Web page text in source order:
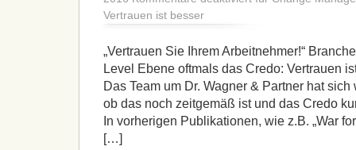
Vertrauen ist besser
„Vertrauen Sie Ihrem Arbeitnehmer!“
Level Ebene oftmals das Credo: Vertrauen
Das Team um Dr. Wagner & Partner hat
ob das noch zeitgemäß ist und das Credo
In vorherigen Publikationen, wie z.B. „War
[…]